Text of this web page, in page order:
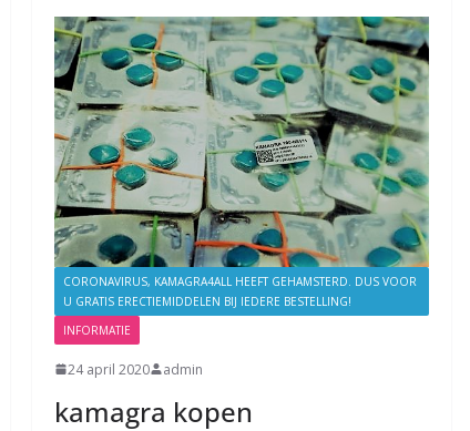
CORONAVIRUS, KAMAGRA4ALL HEEFT GEHAMSTERD. DUS VOOR
U GRATIS ERECTIEMIDDELEN BIJ IEDERE BESTELLING!
INFORMATIE
24 april 2020 admin
kamagra kopen